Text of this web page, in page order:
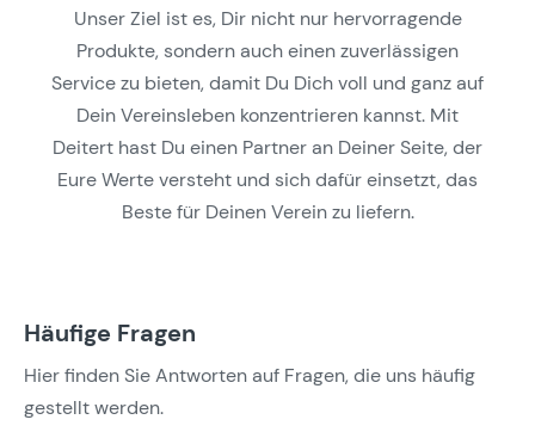
Unser Ziel ist es, Dir nicht nur hervorragende
Produkte, sondern auch einen zuverlässigen
Service zu bieten, damit Du Dich voll und ganz auf
Dein Vereinsleben konzentrieren kannst. Mit
Deitert hast Du einen Partner an Deiner Seite, der
Eure Werte versteht und sich dafür einsetzt, das
Beste für Deinen Verein zu liefern.
Häufige Fragen
Hier finden Sie Antworten auf Fragen, die uns häufig
gestellt werden.